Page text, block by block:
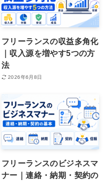
フリーランスの収益多角化
｜収入源を増やす5つの方
法
2026年6月8日
フリーランスのビジネスマ
ナー｜連絡・納期・契約の